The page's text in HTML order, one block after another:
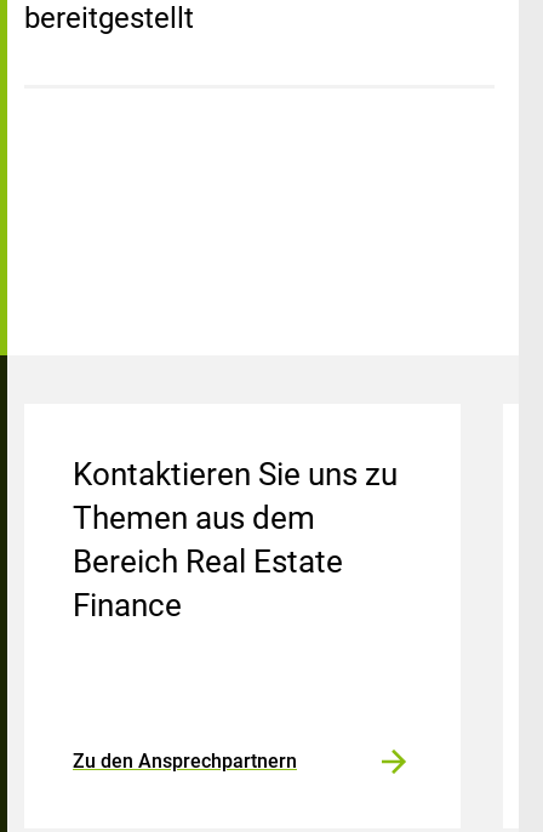
bereitgestellt
Kontaktieren Sie uns zu
Themen aus dem
Bereich Real Estate
Finance
Zu den Ansprechpartnern